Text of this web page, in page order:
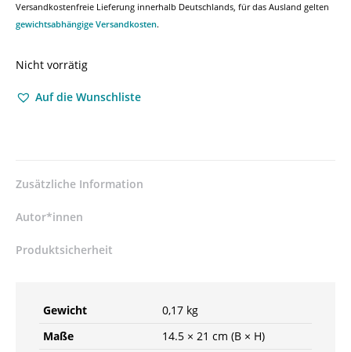
Versandkostenfreie Lieferung innerhalb Deutschlands, für das Ausland gelten
gewichtsabhängige Versandkosten.
Nicht vorrätig
Auf die Wunschliste
Zusätzliche Information
Autor*innen
Produktsicherheit
Gewicht
0,17 kg
Maße
14.5 × 21 cm (B × H)